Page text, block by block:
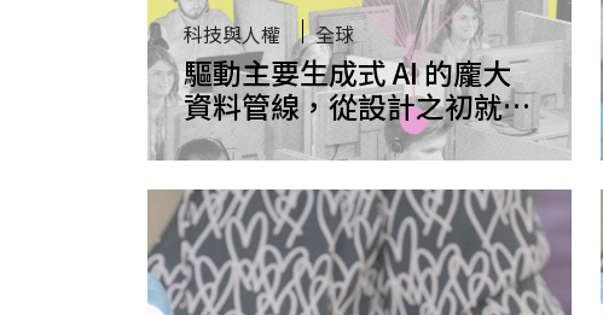
科技與人權 全球
驅動主要生成式 AI 的龐大
資料管線，從設計之初就建
立在大規模侵犯隱私的基礎
上